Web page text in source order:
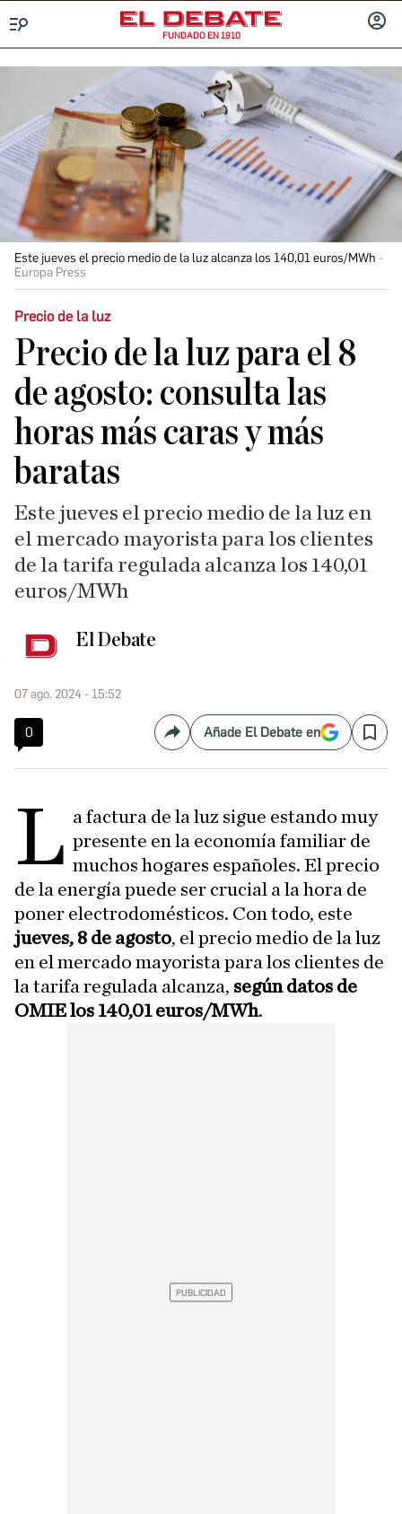
FUNDADO EN 1910
Este jueves el precio medio de la luz alcanza los 140,01 euros/MWh
Europa Press
Precio de la luz
Precio de la luz para el 8
de agosto: consulta las
horas más caras y más
baratas
Este jueves el precio medio de la luz en
el mercado mayorista para los clientes
de la tarifa regulada alcanza los 140,01
euros/MWh
El Debate
07 ago. 2024 - 15:52
0 CompartirAñade El Debate en Save
L a factura de la luz sigue estando muy
presente en la economía familiar de
muchos hogares españoles. El precio
de la energía puede ser crucial a la hora de
poner electrodomésticos. Con todo, este
jueves, 8 de agosto, el precio medio de la luz
en el mercado mayorista para los clientes de
la tarifa regulada alcanza, según datos de
OMIE los 140,01 euros/MWh.